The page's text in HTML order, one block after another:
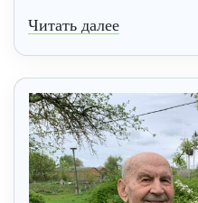
Читать далее